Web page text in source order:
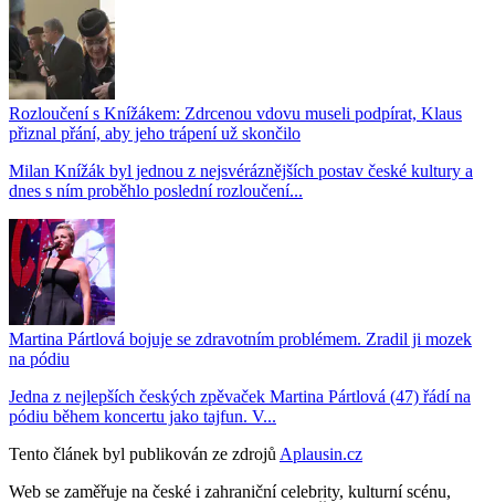
Rozloučení s Knížákem: Zdrcenou vdovu museli podpírat, Klaus
přiznal přání, aby jeho trápení už skončilo
Milan Knížák byl jednou z nejsvéráznějších postav české kultury a
dnes s ním proběhlo poslední rozloučení...
Martina Pártlová bojuje se zdravotním problémem. Zradil ji mozek
na pódiu
Jedna z nejlepších českých zpěvaček Martina Pártlová (47) řádí na
pódiu během koncertu jako tajfun. V...
Tento článek byl publikován ze zdrojů Aplausin.cz
Web se zaměřuje na české i zahraniční celebrity, kulturní scénu,